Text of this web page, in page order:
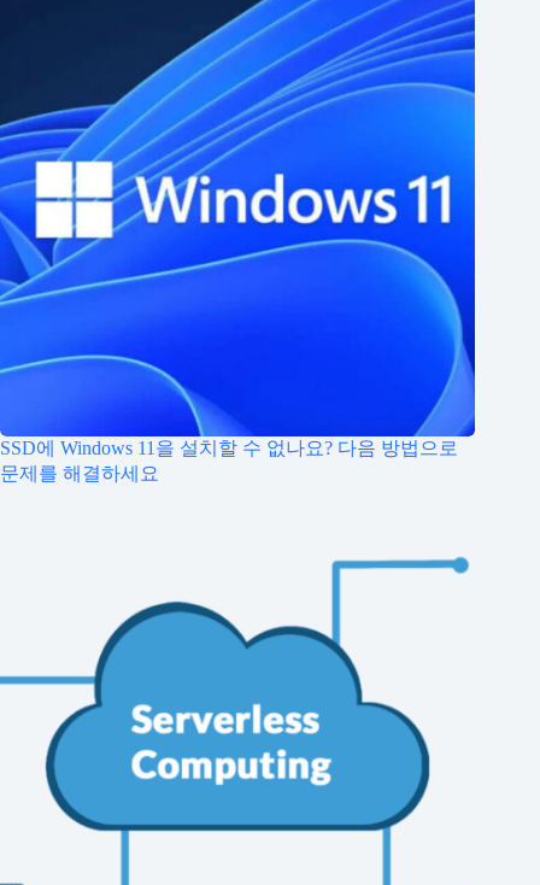
SSD에 Windows 11을 설치할 수 없나요? 다음 방법으로
문제를 해결하세요